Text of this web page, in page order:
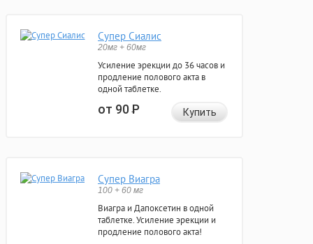
Супер Сиалис
20мг + 60мг
Усиление эрекции до 36 часов и
продление полового акта в
одной таблетке.
от 90Р Купить
Супер Виагра
100 + 60 мг
Виагра и Дапоксетин в одной
таблетке. Усиление эрекции и
продление полового акта!